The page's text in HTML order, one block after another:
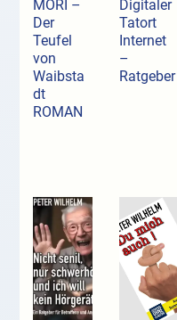
MORI –
Der
Teufel
von
Waibsta
dt
ROMAN
Digitaler
Tatort
Internet
–
Ratgeber